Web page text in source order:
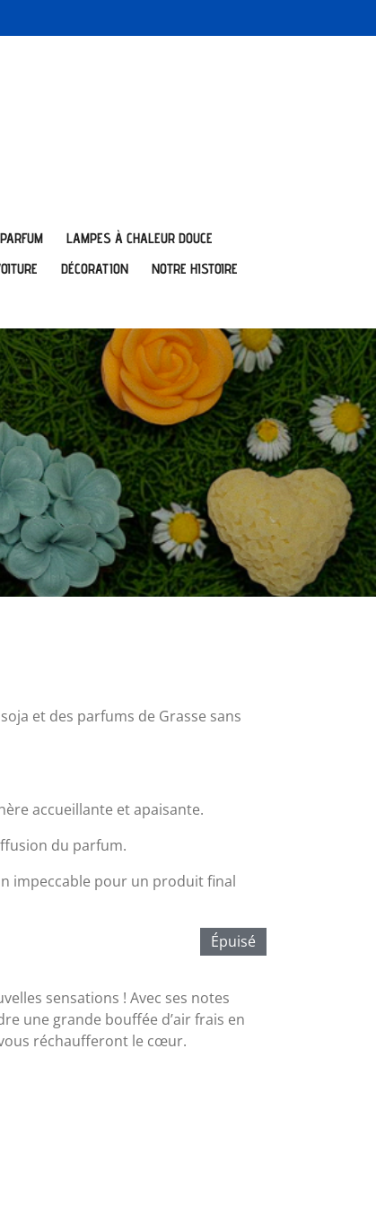
LAMPES À CHALEUR DOUCE
DÉCORATION
NOTRE HISTOIRE
et des parfums de Grasse sans
accueillante et apaisante.
du parfum.
impeccable pour un produit final
Épuisé
sensations ! Avec ses notes
une grande bouffée d’air frais en
réchaufferont le cœur.